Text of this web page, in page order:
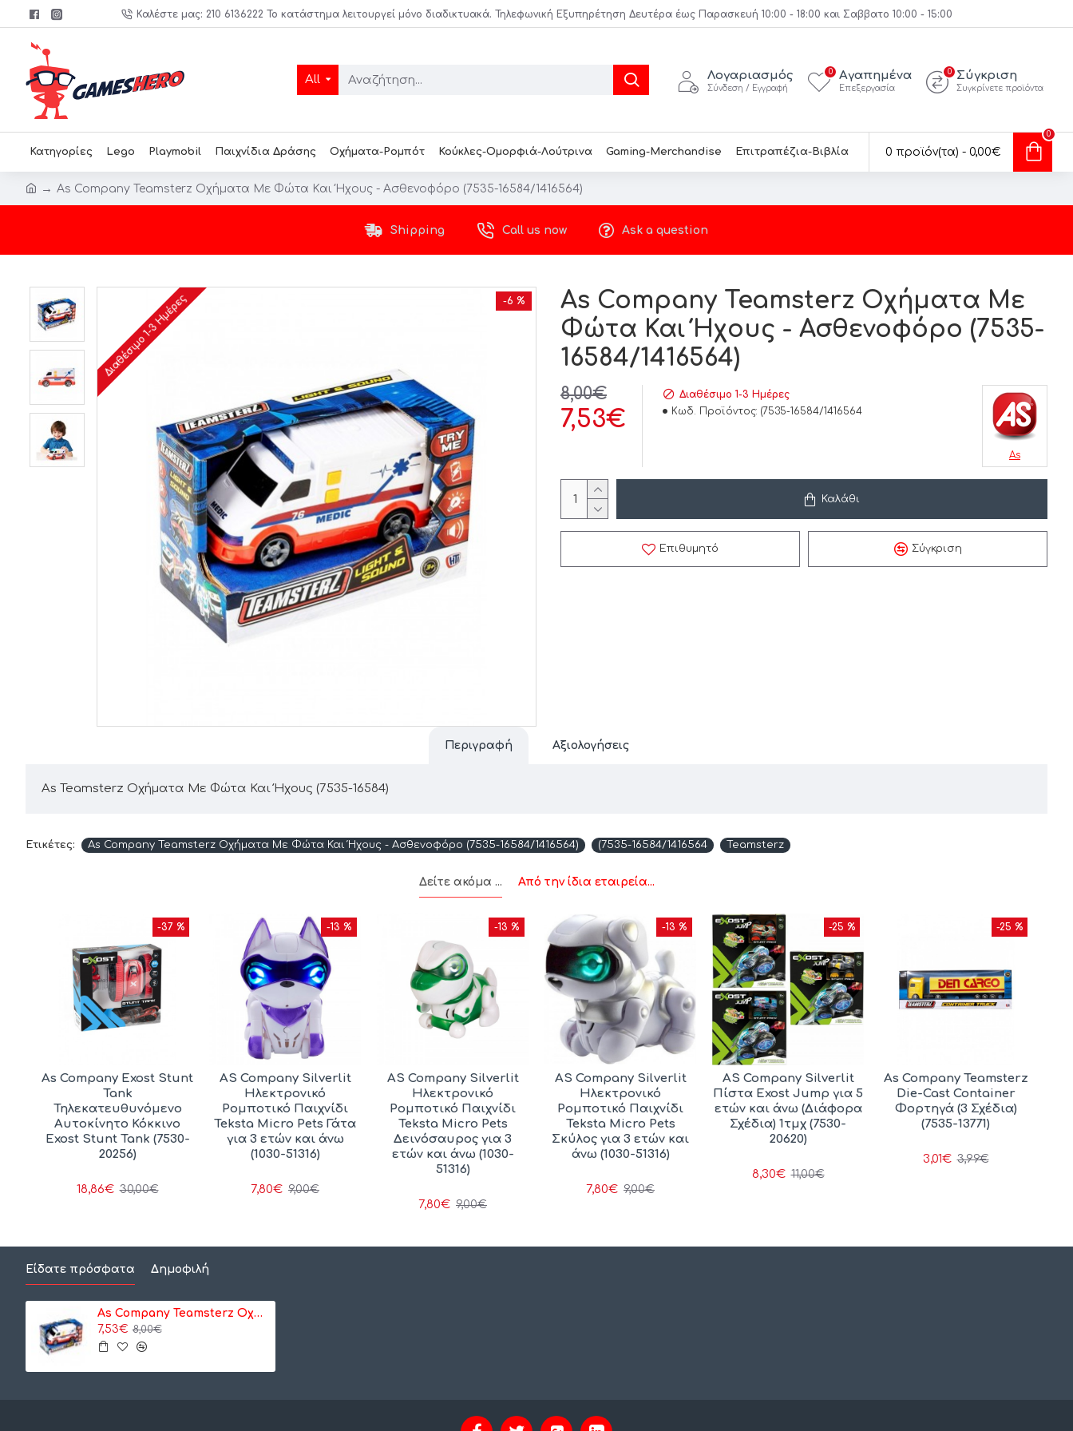
Καλέστε μας: 210 6136222 Το κατάστημα λειτουργεί μόνο διαδικτυακά. Τηλεφωνική Εξυπηρέτηση Δευτέρα έως Παρασκευή 10:00 - 18:00 και Σαββατο 10:00 - 15:00
All Λογαριασμός
Σύνδεση / Εγγραφή
Αγαπημένα
Επεξεργασία
0 Σύγκριση
Συγκρίνετε προϊόντα
0
Κατηγορίες Lego Playmobil Παιχνίδια Δράσης Οχήματα-Ρομπότ Κούκλες-Ομορφιά-Λούτρινα Gaming-Merchandise Επιτραπέζια-Βιβλία 0 προϊόν(τα) - 0,00€
0
As Company Teamsterz Οχήματα Με Φώτα Και Ήχους - Ασθενοφόρο (7535-16584/1416564)
Shipping Call us now Ask a question
-6 %
Διαθέσιμο 1-3 Ημέρες
As Company Teamsterz Οχήματα Με
Φώτα Και Ήχους - Ασθενοφόρο (7535-
16584/1416564)
7,53€
8,00€
Διαθέσιμο 1-3 Ημέρες
Κωδ. Προϊόντος: (7535-16584/1416564
As
Καλάθι
Επιθυμητό Σύγκριση
Περιγραφή Αξιολογήσεις
As Teamsterz Οχήματα Με Φώτα Και Ήχους (7535-16584)
Ετικέτες: As Company Teamsterz Οχήματα Με Φώτα Και Ήχους - Ασθενοφόρο (7535-16584/1416564) (7535-16584/1416564 Teamsterz
Δείτε ακόμα ... Από την ίδια εταιρεία...
-37 %
As Company Exost Stunt
Tank
Τηλεκατευθυνόμενο
Αυτοκίνητο Κόκκινο
Exost Stunt Tank (7530-
20256)
18,86€ 30,00€
-13 %
AS Company Silverlit
Ηλεκτρονικό
Ρομποτικό Παιχνίδι
Teksta Micro Pets Γάτα
για 3 ετών και άνω
(1030-51316)
7,80€ 9,00€
-13 %
AS Company Silverlit
Ηλεκτρονικό
Ρομποτικό Παιχνίδι
Teksta Micro Pets
Δεινόσαυρος για 3
ετών και άνω (1030-
51316)
7,80€ 9,00€
-13 %
AS Company Silverlit
Ηλεκτρονικό
Ρομποτικό Παιχνίδι
Teksta Micro Pets
Σκύλος για 3 ετών και
άνω (1030-51316)
7,80€ 9,00€
-25 %
AS Company Silverlit
Πίστα Exost Jump για 5
ετών και άνω (Διάφορα
Σχέδια) 1τμχ (7530-
20620)
8,30€ 11,00€
-25 %
As Company Teamsterz
Die-Cast Container
Φορτηγά (3 Σχέδια)
(7535-13771)
3,01€ 3,99€
Είδατε πρόσφατα Δημοφιλή
As Company Teamsterz Οχήματα Με Φώτα Και Ήχους - Ασθενοφόρο (7535-16584/1416564)
7,53€ 8,00€